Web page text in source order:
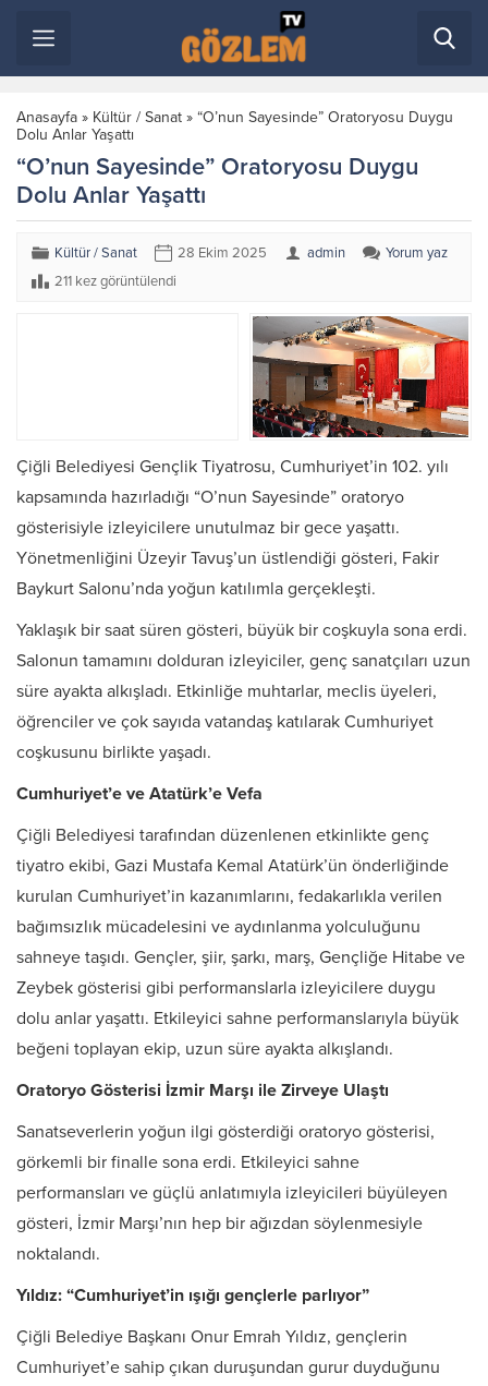
Anasayfa » Kültür / Sanat » “O’nun Sayesinde” Oratoryosu Duygu
Dolu Anlar Yaşattı
“O’nun Sayesinde” Oratoryosu Duygu
Dolu Anlar Yaşattı
Kültür / Sanat 28 Ekim 2025 admin
Yorum yaz
211 kez görüntülendi
Çiğli Belediyesi Gençlik Tiyatrosu, Cumhuriyet’in 102. yılı
kapsamında hazırladığı “O’nun Sayesinde” oratoryo
gösterisiyle izleyicilere unutulmaz bir gece yaşattı.
Yönetmenliğini Üzeyir Tavuş’un üstlendiği gösteri, Fakir
Baykurt Salonu’nda yoğun katılımla gerçekleşti.
Yaklaşık bir saat süren gösteri, büyük bir coşkuyla sona erdi.
Salonun tamamını dolduran izleyiciler, genç sanatçıları uzun
süre ayakta alkışladı. Etkinliğe muhtarlar, meclis üyeleri,
öğrenciler ve çok sayıda vatandaş katılarak Cumhuriyet
coşkusunu birlikte yaşadı.
Cumhuriyet’e ve Atatürk’e Vefa
Çiğli Belediyesi tarafından düzenlenen etkinlikte genç
tiyatro ekibi, Gazi Mustafa Kemal Atatürk’ün önderliğinde
kurulan Cumhuriyet’in kazanımlarını, fedakarlıkla verilen
bağımsızlık mücadelesini ve aydınlanma yolculuğunu
sahneye taşıdı. Gençler, şiir, şarkı, marş, Gençliğe Hitabe ve
Zeybek gösterisi gibi performanslarla izleyicilere duygu
dolu anlar yaşattı. Etkileyici sahne performanslarıyla büyük
beğeni toplayan ekip, uzun süre ayakta alkışlandı.
Oratoryo Gösterisi İzmir Marşı ile Zirveye Ulaştı
Sanatseverlerin yoğun ilgi gösterdiği oratoryo gösterisi,
görkemli bir finalle sona erdi. Etkileyici sahne
performansları ve güçlü anlatımıyla izleyicileri büyüleyen
gösteri, İzmir Marşı’nın hep bir ağızdan söylenmesiyle
noktalandı.
Yıldız: “Cumhuriyet’in ışığı gençlerle parlıyor”
Çiğli Belediye Başkanı Onur Emrah Yıldız, gençlerin
Cumhuriyet’e sahip çıkan duruşundan gurur duyduğunu